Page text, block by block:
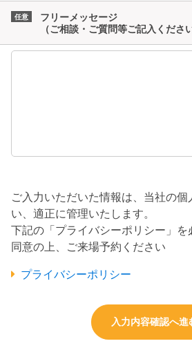
フリーメッセージ
（ご相談・ご質問等ご記入くださ
ご入力いただいた情報は、当社の
い、適正に管理いたします。
下記の「プライバシーポリシー」を
同意の上、ご来場予約ください
プライバシーポリシー